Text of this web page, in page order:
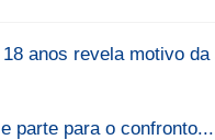
anos revela motivo
parte para o